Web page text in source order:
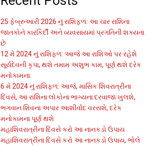
25 ફેબ્રુઆરી 2026 નું રાશિફળ: આ ચાર રાશિના
જાતકોને કારકિર્દી અને વ્યવસાયમાં પ્રગતિની શક્યતા
છે
12 મે 2024 નું રાશિફળ: આજે આ રાશિઓ પર રહેશે
સૂર્યદેવની કૃપા, થશે તમામ અશુભ કામ, પૂર્ણ થશે દરેક
મનોકામના.
6 મે 2024 નું રાશિફળ: આજે, માસિક શિવરાત્રીના
દિવસે, આ રાશિના લોકોના ભાગ્યના દરવાજા ખુલશે,
ભગવાન શિવના અપાર આશીર્વાદ વરસશે, દરેક
મનોકામના પૂર્ણ થશે
મહાશિવરાત્રીના દિવસે કરો આ નાનકડો ઉપાય
મહાશિવરાત્રીના દિવસે કરો આ નાનકડો ઉપાય, ભોલે